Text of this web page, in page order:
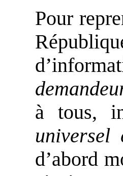
Pour
à tous,
universel
d’abord